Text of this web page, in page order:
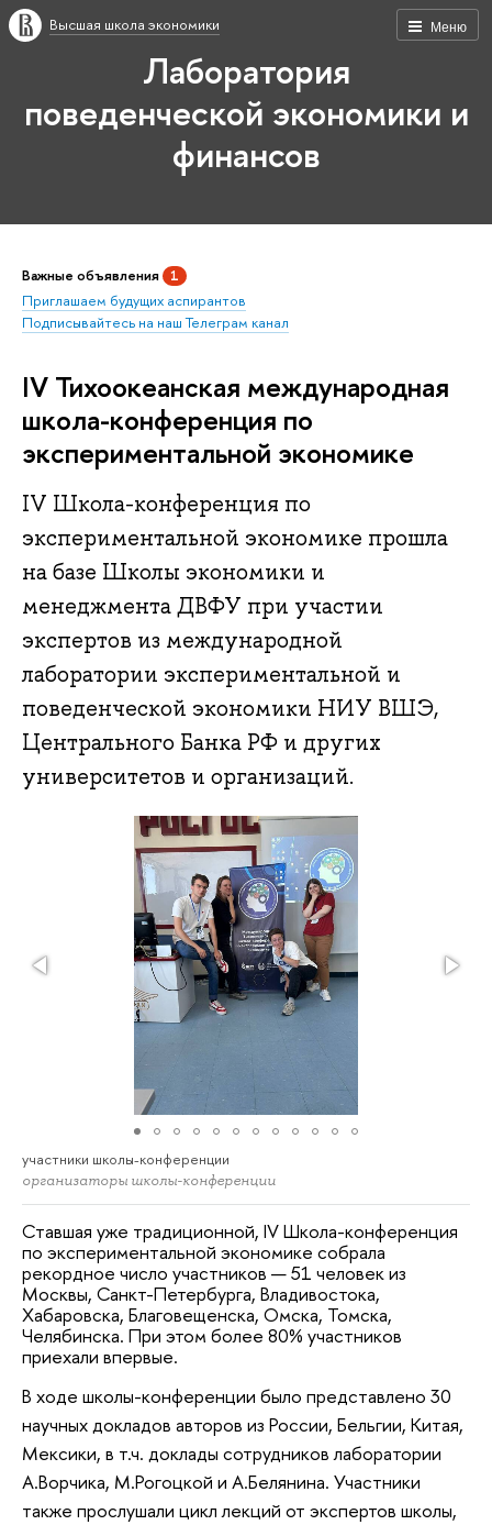
Меню
Высшая школа экономики
Лаборатория
поведенческой экономики и
финансов
Важные объявления 1
Приглашаем будущих аспирантов
Подписывайтесь на наш Телеграм канал
IV Тихоокеанская международная
школа-конференция по
экспериментальной экономике
IV Школа-конференция по
экспериментальной экономике прошла
на базе Школы экономики и
менеджмента ДВФУ при участии
экспертов из международной
лаборатории экспериментальной и
поведенческой экономики НИУ ВШЭ,
Центрального Банка РФ и других
университетов и организаций.
участники школы-конференции
организаторы школы-конференции
Ставшая уже традиционной, IV Школа-конференция
по экспериментальной экономике собрала
рекордное число участников — 51 человек из
Москвы, Санкт-Петербурга, Владивостока,
Хабаровска, Благовещенска, Омска, Томска,
Челябинска. При этом более 80% участников
приехали впервые.
В ходе школы-конференции было представлено 30
научных докладов авторов из России, Бельгии, Китая,
Мексики, в т.ч. доклады сотрудников лаборатории
А.Ворчика, М.Рогоцкой и А.Белянина. Участники
также прослушали цикл лекций от экспертов школы,